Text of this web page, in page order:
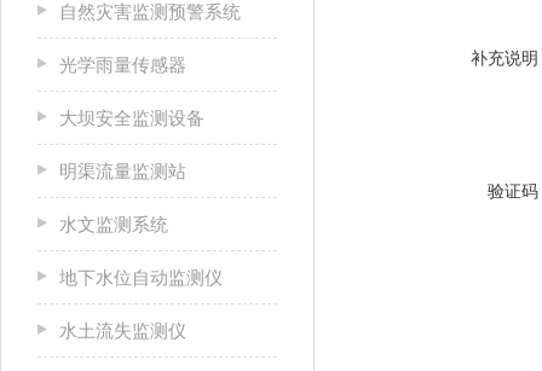
自然灾害监测预警系统
光学雨量传感器
大坝安全监测设备
明渠流量监测站
水文监测系统
地下水位自动监测仪
水土流失监测仪
补充说明
验证码